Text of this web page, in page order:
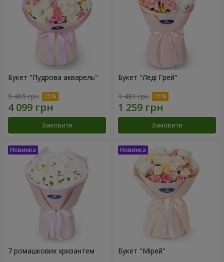
Букет "Пудрова акварель"
5 465 грн
Замовити
Букет "Леді Грей"
1 481 грн
Замовити
7 ромашкових хризантем Букет "Мірей"